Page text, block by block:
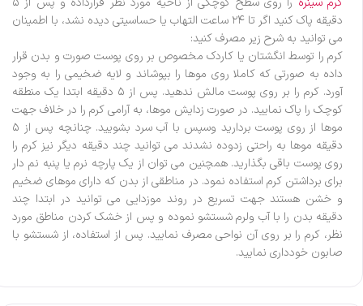
دقیقه پاک کنید اگر تا ۲۴ ساعت التهاب یا حساسیتی دیده نشد، با اطمینان
می توانید به شرح زیر مصرف کنید:
کرم را توسط انگشتان یا کاردک مخصوص بر روی پوست صورت و بدن قرار
داده به صورتی که کاملا روی موها را بپوشاند و لایه ضخیمی را به وجود
آورد. کرم را بر روی پوست مالش ندهید. پس از ۵ دقیقه ابتدا یک منطقه
کوچک را پاک نمایید. در صورت زدایش موها، به آرامی کرم را در خلاف جهت
موها از روی پوست بردارید وسپس با آب سرد بشویید. چنانچه پس از ۵
دقیقه موها به راحتی زدوده نشدند می توانید چند دقیقه دیگر نیز کرم را
روی پوست باقی بگذارید. همچنین می توان از یک پارچه نرم یا پنبه نم دار
برای برداشتن کرم استفاده نمود. در مناطقی از بدن که دارای موهای ضخیم
و خشن هستند جهت تسریع در روند موزدایی می توانید در ابتدا چند
دقیقه بدن را با آب ولرم شستشو نموده و پس از خشک کردن مناطق مورد
نظر، کرم را بر روی آن نواحی مصرف نمایید. پس از استفاده، از شستشو با
صابون خودداری نمایید.